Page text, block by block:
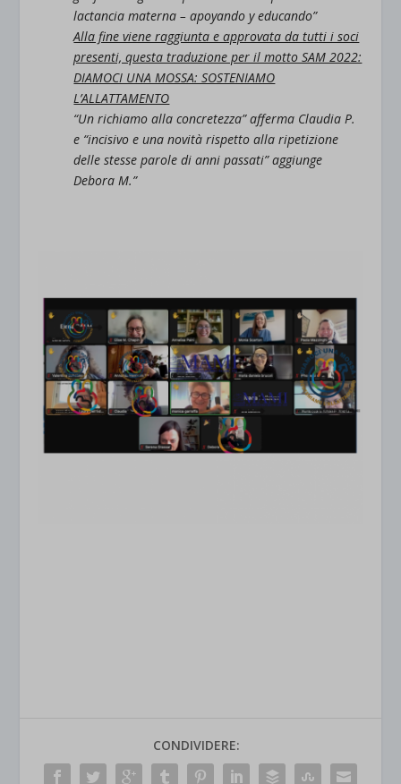
lactancia materna – apoyando y educando”
Alla fine viene raggiunta e approvata da tutti i soci
presenti, questa traduzione per il motto SAM 2022:
DIAMOCI UNA MOSSA: SOSTENIAMO
L’ALLATTAMENTO
“Un richiamo alla concretezza” afferma Claudia P.
e “incisivo e una novità rispetto alla ripetizione
delle stesse parole di anni passati” aggiunge
Debora M.”
CONDIVIDERE: